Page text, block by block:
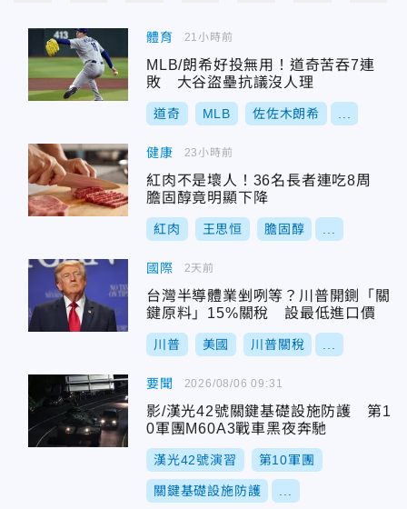
體育
MLB/朗希好投無用！道奇苦吞7連
敗 大谷盜壘抗議沒人理
道奇 MLB 佐佐木朗希
21小時前
健康
紅肉不是壞人！36名長者連吃8周
膽固醇竟明顯下降
紅肉 王思恒 膽固醇
23小時前
國際
台灣半導體業剉咧等？川普開鍘「關
鍵原料」15%關稅 設最低進口價
川普 美國 川普關稅
2天前
要聞
影/漢光42號關鍵基礎設施防護 第1
0軍團M60A3戰車黑夜奔馳
漢光42號演習 第10軍團
關鍵基礎設施防護
2026/08/06 09:31